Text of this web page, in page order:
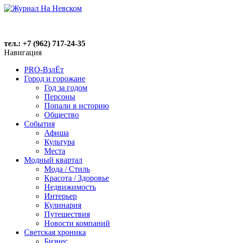
тел.: +7 (962) 717-24-35
Навигация
PRO-ВзлЁт
Город и горожане
Год за годом
Персоны
Попали в историю
Общество
События
Афиша
Культура
Места
Модный квартал
Мода / Стиль
Красота / Здоровье
Недвижимость
Интерьер
Кулинария
Путешествия
Новости компаний
Светская хроника
Бизнес